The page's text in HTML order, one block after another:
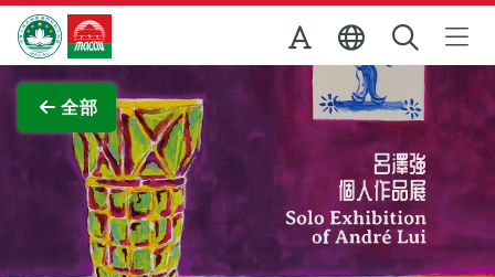
跳至主内容
澳門特別行政區政府旅遊局
全部
查看原圖